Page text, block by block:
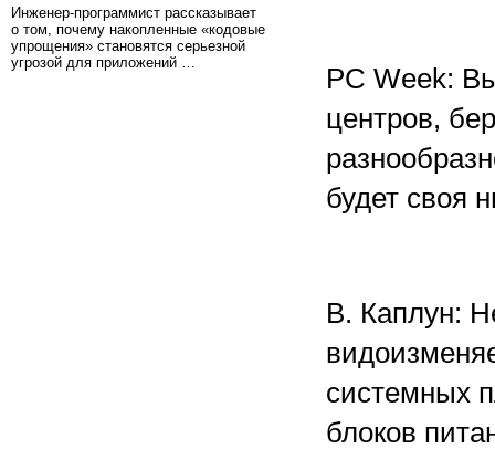
Инженер-программист рассказывает
о том, почему накопленные «кодовые
упрощения» становятся серьезной
угрозой для приложений …
РС Week:
центров,
будет своя
В. Каплун:
системных
блоков